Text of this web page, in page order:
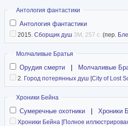
Скрыть
Антология фантастики
Антология фантастики
2015. Сборщик душ 3M, 257 с. (пер.
Скрыть
Молчаливые Братья
Орудия смерти Молчаливые
2. Город потерянных душ [City of Lost
Скрыть
Хроники Бейна
Сумеречные охотники Хроники
Хроники Бейна [Полное